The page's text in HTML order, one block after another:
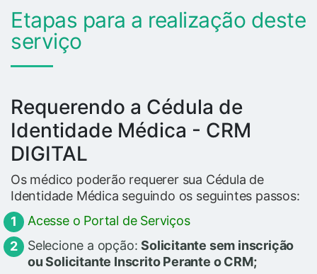
Etapas para a realização deste
serviço
Requerendo a Cédula de
Identidade Médica - CRM
DIGITAL
Os médico poderão requerer sua Cédula de
Identidade Médica seguindo os seguintes passos:
Acesse o Portal de Serviços
Selecione a opção:Solicitante sem inscrição
ou Solicitante Inscrito Perante o CRM;